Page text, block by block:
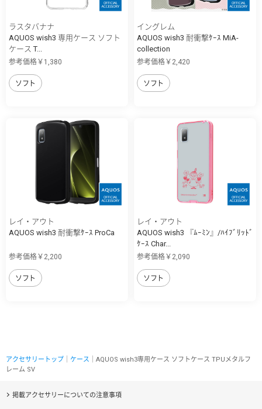
ラスタバナナ
AQUOS wish3 専用ケース ソフト
ケース T...
参考価格￥1,380
ソフト
イングレム
AQUOS wish3 耐衝撃ｹｰｽ MiA-
collection
参考価格￥2,420
ソフト
レイ・アウト
AQUOS wish3 耐衝撃ｹｰｽ ProCa
参考価格￥2,200
ソフト
レイ・アウト
AQUOS wish3 『ﾑｰﾐﾝ』/ﾊｲﾌﾞﾘｯﾄﾞ
ｹｰｽ Char...
参考価格￥2,090
ソフト
アクセサリートップ ケース ｜AQUOS wish3専用ケース ソフトケース TPUメタルフ
レーム SV
掲載アクセサリーについての注意事項